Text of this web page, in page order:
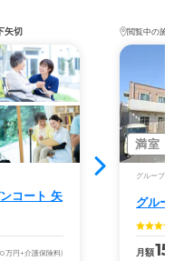
矢切
コート 矢
万円 +介護保険料)
閲覧中の施
満室
グループホ
グル
月額